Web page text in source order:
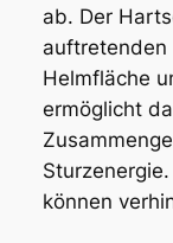
ab. Der
auftretenden
Helmfläche
ermöglicht
können